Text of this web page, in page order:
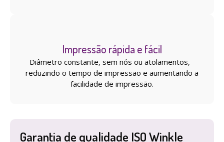
Impressão rápida e fácil
Diâmetro constante, sem nós ou atolamentos,
reduzindo o tempo de impressão e aumentando a
facilidade de impressão.
Garantia de qualidade ISO Winkle